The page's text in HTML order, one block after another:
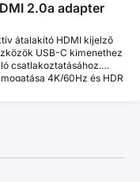
2.0a adapter
átalakító HDMI kijelző
USB-C kimenethez
csatlakoztatásához.
4K/60Hz és HDR